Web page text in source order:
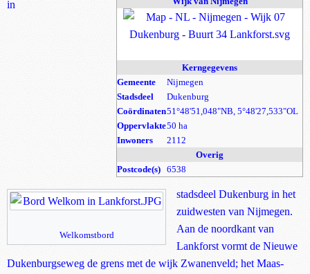
Kerngegevens
Gemeente
Nijmegen
Stadsdeel
Dukenburg
Coördinaten51°48'51,048"NB, 5°48'27,533"OL
Oppervlakte50 ha
Inwoners
2112
Overig
Postcode(s) 6538
Welkomstbord
in
stadsdeel Dukenburg in het
zuidwesten van Nijmegen.
Aan de noordkant van
Lankforst vormt de Nieuwe
Dukenburgseweg de grens met de wijk Zwanenveld; het Maas-